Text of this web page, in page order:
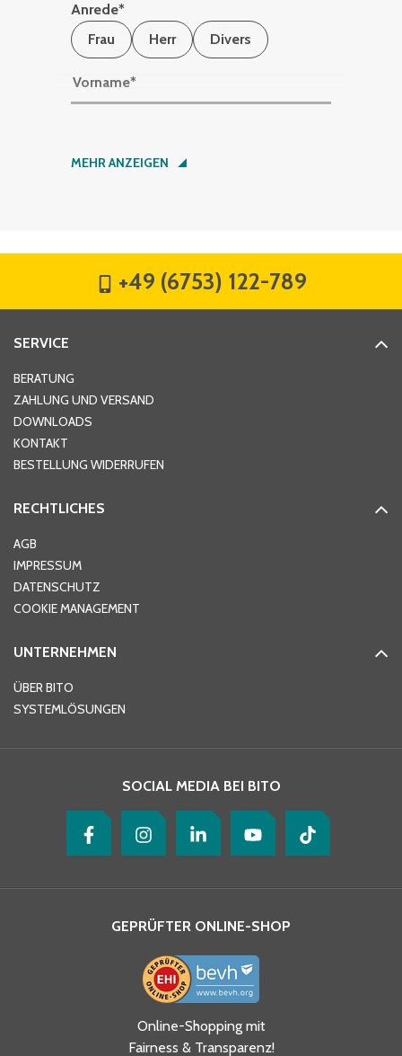
Anrede*
Frau
Herr Divers
Vorname*
Nachname*
Hausnummer
Ort*
Telefon
Ja, ich habe die
Datenschutzhinweise gelesen
MEHR ANZEIGEN
+49 (6753) 122-789
SERVICE
BERATUNG
ZAHLUNG UND VERSAND
DOWNLOADS
KONTAKT
BESTELLUNG WIDERRUFEN
RECHTLICHES
AGB
IMPRESSUM
DATENSCHUTZ
COOKIE MANAGEMENT
UNTERNEHMEN
ÜBER BITO
SYSTEMLÖSUNGEN
SOCIAL MEDIA BEI BITO
GEPRÜFTER ONLINE-SHOP
Online-Shopping mit
Fairness & Transparenz!